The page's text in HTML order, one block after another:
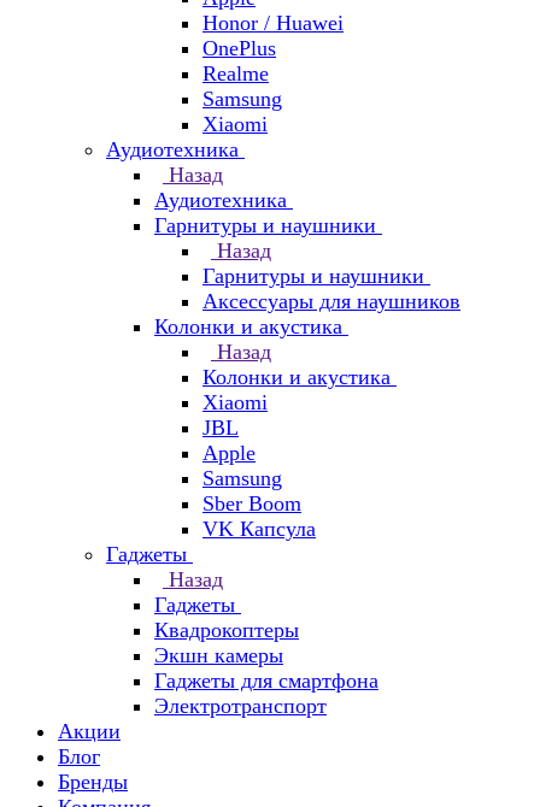
Honor / Huawei
OnePlus
Realme
Samsung
Xiaomi
Аудиотехника
Назад
Аудиотехника
Гарнитуры и наушники
Назад
Гарнитуры и наушники
Аксессуары для наушников
Колонки и акустика
Назад
Колонки и акустика
Xiaomi
JBL
Apple
Samsung
Sber Boom
VK Капсула
Гаджеты
Назад
Гаджеты
Квадрокоптеры
Экшн камеры
Гаджеты для смартфона
Электротранспорт
Акции
Блог
Бренды